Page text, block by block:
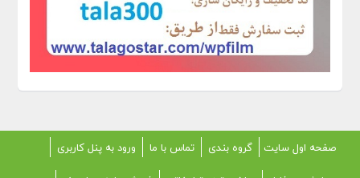
صفحه اول سایت گروه بندی تماس با ما
ورود به پنل کاربری